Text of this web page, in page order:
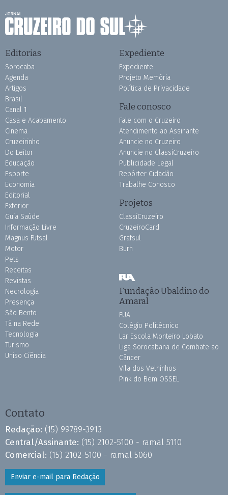
Editorias
Sorocaba
Agenda
Artigos
Brasil
Canal 1
Casa e Acabamento
Cinema
Cruzeirinho
Do Leitor
Educação
Esporte
Economia
Editorial
Exterior
Guia Saúde
Informação Livre
Magnus Futsal
Motor
Pets
Receitas
Revistas
Necrologia
Presença
São Bento
Tá na Rede
Tecnologia
Turismo
Uniso Ciência
Expediente
Expediente
Projeto Memória
Política de Privacidade
Fale conosco
Fale com o Cruzeiro
Atendimento ao Assinante
Anuncie no Cruzeiro
Anuncie no ClassiCruzeiro
Publicidade Legal
Repórter Cidadão
Trabalhe Conosco
Projetos
ClassiCruzeiro
CruzeiroCard
Grafsul
Burh
Fundação Ubaldino do
Amaral
FUA
Colégio Politécnico
Lar Escola Monteiro Lobato
Liga Sorocabana de Combate ao
Câncer
Vila dos Velhinhos
Pink do Bem OSSEL
Contato
Redação: (15) 99789-3913
Central/Assinante: (15) 2102-5100 - ramal 5110
Comercial: (15) 2102-5100 - ramal 5060
Enviar e-mail para Redação